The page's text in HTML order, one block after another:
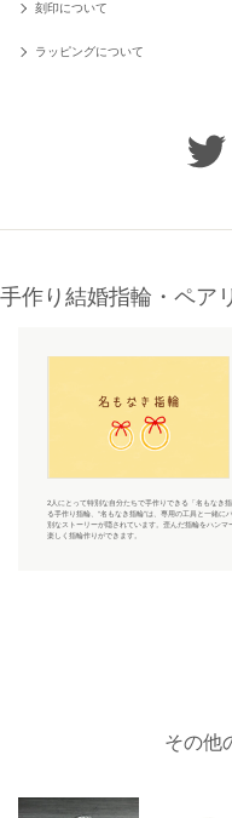
刻印について
ラッピングについて
手作り結婚指輪・ペア
2人にとって特別な自分たちで手作りできる「名もなき
る手作り指輪、“名もなき指輪”は、専用の工具と一緒
別なストーリーが隠されています。歪んだ指輪をハン
楽しく指輪作りができます。
その他